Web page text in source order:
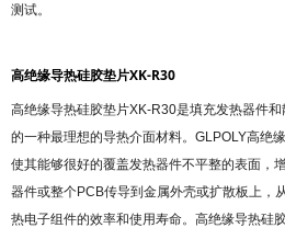
测试。
高绝缘导热硅胶垫片XK-R30
高绝缘导热硅胶垫片XK-R30是填充发热器件
的一种最理想的导热介面材料。GLPOLY高绝缘
使其能够很好的覆盖发热器件不平整的表面，
器件或整个PCB传导到金属外壳或扩散板上，
热电子组件的效率和使用寿命。 高绝缘导热硅